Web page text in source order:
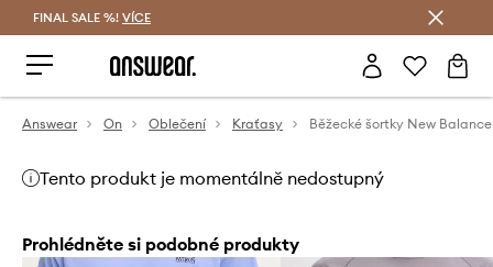
FINAL SALE %! VÍCE
Answear On Oblečení Kraťasy
Tento produkt je momentálně nedostupný
Prohlédněte si podobné produkty